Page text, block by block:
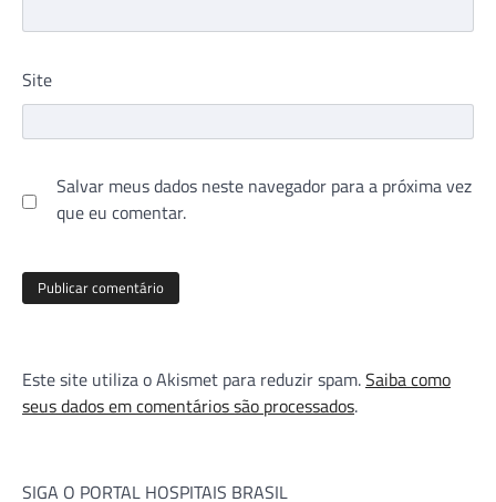
Site
Salvar meus dados neste navegador para a próxima vez
que eu comentar.
Este site utiliza o Akismet para reduzir spam.Saiba como
seus dados em comentários são processados.
SIGA O PORTAL HOSPITAIS BRASIL